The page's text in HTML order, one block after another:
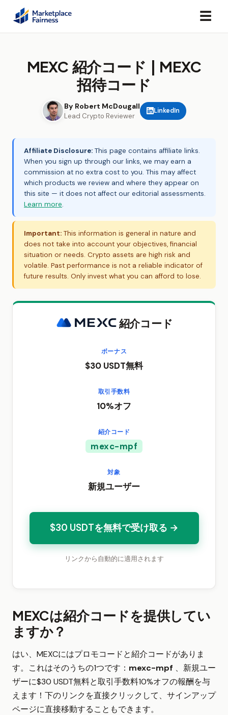
☰
MEXC 紹介コード | MEXC
招待コード
By Robert McDougall
Lead Crypto Reviewer
LinkedIn
Affiliate Disclosure: This page contains affiliate links.
When you sign up through our links, we may earn a
commission at no extra cost to you. This may affect
which products we review and where they appear on
this site — it does not affect our editorial assessments.
Learn more.
Important: This information is general in nature and
does not take into account your objectives, financial
situation or needs. Crypto assets are high risk and
volatile. Past performance is not a reliable indicator of
future results. Only invest what you can afford to lose.
紹介コード
ボーナス
$30 USDT無料
取引手数料
10%オフ
紹介コード
mexc-mpf
対象
新規ユーザー
$30 USDTを無料で受け取る →
リンクから自動的に適用されます
MEXCは紹介コードを提供してい
ますか？
はい、MEXCにはプロモコードと紹介コードがありま
す。これはそのうちの1つです： mexc-mpf 、新規ユー
ザーに$30 USDT無料と取引手数料10%オフの報酬を与
えます！下のリンクを直接クリックして、サインアップ
ページに直接移動することもできます。